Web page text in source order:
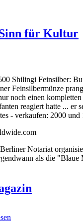
für Kultur
Shilingi Feinsilber:
Feinsilbermünze
noch einen
reagiert hatte ...
- verkaufen: 2000
Notariat
als die